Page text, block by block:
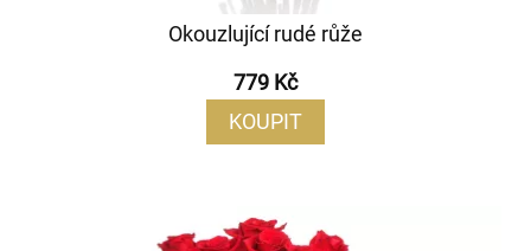
Okouzlující rudé růže
779 Kč
KOUPIT